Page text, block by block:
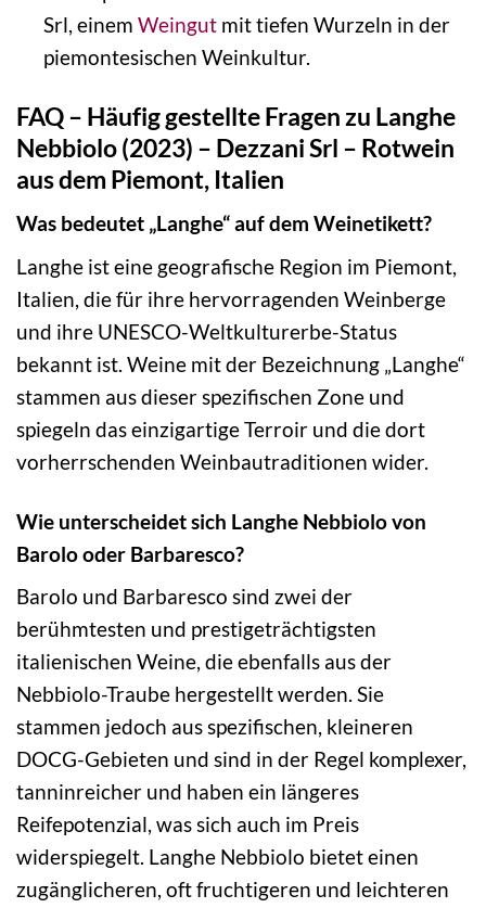
Srl, einem Weingutmit tiefen Wurzeln in der
piemontesischen Weinkultur.
FAQ – Häufig gestellte Fragen zu Langhe
Nebbiolo (2023) – Dezzani Srl – Rotwein
aus dem Piemont, Italien
Was bedeutet „Langhe“ auf dem Weinetikett?
Langhe ist eine geografische Region im Piemont,
Italien, die für ihre hervorragenden Weinberge
und ihre UNESCO-Weltkulturerbe-Status
bekannt ist. Weine mit der Bezeichnung „Langhe“
stammen aus dieser spezifischen Zone und
spiegeln das einzigartige Terroir und die dort
vorherrschenden Weinbautraditionen wider.
Wie unterscheidet sich Langhe Nebbiolo von
Barolo oder Barbaresco?
Barolo und Barbaresco sind zwei der
berühmtesten und prestigeträchtigsten
italienischen Weine, die ebenfalls aus der
Nebbiolo-Traube hergestellt werden. Sie
stammen jedoch aus spezifischen, kleineren
DOCG-Gebieten und sind in der Regel komplexer,
tanninreicher und haben ein längeres
Reifepotenzial, was sich auch im Preis
widerspiegelt. Langhe Nebbiolo bietet einen
zugänglicheren, oft fruchtigeren und leichteren